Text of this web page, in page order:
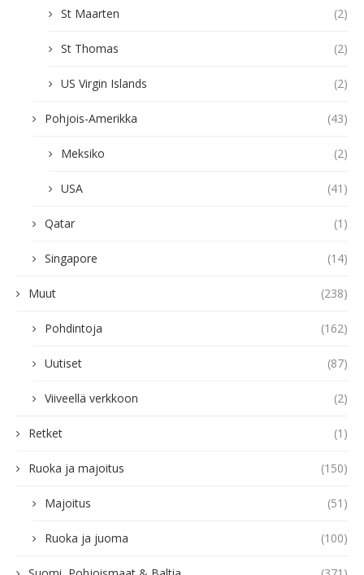
St Maarten (2)
St Thomas (2)
US Virgin Islands (2)
Pohjois-Amerikka (43)
Meksiko (2)
USA (41)
Qatar (1)
Singapore (14)
Muut (238)
Pohdintoja (162)
Uutiset (87)
Viiveellä verkkoon (2)
Retket (1)
Ruoka ja majoitus (150)
Majoitus (51)
Ruoka ja juoma (100)